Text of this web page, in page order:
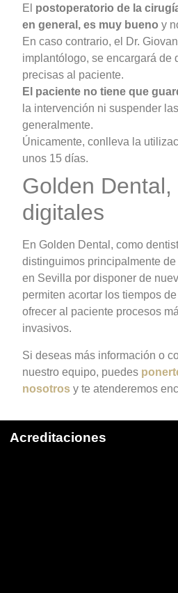
El postoperatorio de la
en general, es muy bueno y
En caso contrario, el Dr.
implantólogo, se encargará de
precisas al paciente.
El paciente no tiene que
la intervención ni suspender
generalmente.
Únicamente, conlleva la
unos 15 días.
Golden
digitales
En Golden Dental, como
distinguimos principalmente
en Sevilla por disponer de
permiten acortar los tiempos
ofrecer al paciente procesos
invasivos.
Si deseas más información o
nuestro equipo, puedes
nosotrosy te atenderemos
Acreditaciones